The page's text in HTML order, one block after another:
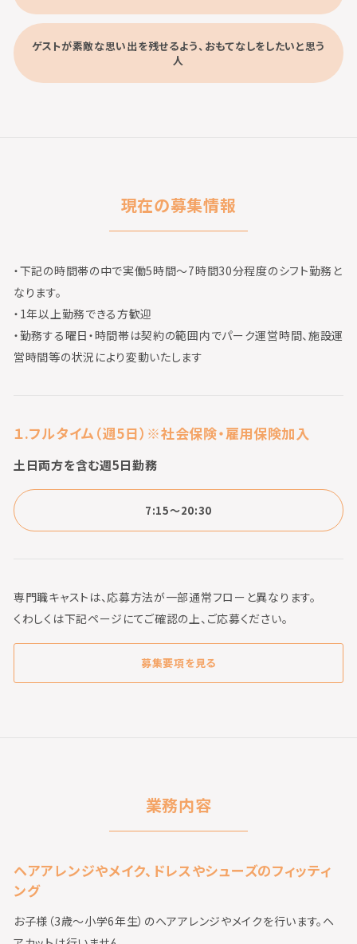
ゲストが素敵な思い出を残せるよう、おもてなしをしたいと思う
人
現在の募集情報
・下記の時間帯の中で実働5時間〜7時間30分程度のシフト勤務と
なります。
・1年以上勤務できる方歓迎
・勤務する曜日・時間帯は契約の範囲内でパーク運営時間、施設運
営時間等の状況により変動いたします
１.フルタイム（週5日）※社会保険・雇用保険加入
土日両方を含む週5日勤務
7:15～20:30
専門職キャストは、応募方法が一部通常フローと異なります。
くわしくは下記ページにてご確認の上、ご応募ください。
募集要項を見る
業務内容
ヘアアレンジやメイク、ドレスやシューズのフィッティ
ング
お子様（3歳～小学6年生）のヘアアレンジやメイクを行います。ヘ